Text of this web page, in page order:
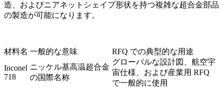
造、およびニアネットシェイプ形状を持つ複雑な超合金部品
の製造が可能になります。
材料名 一般的な意味
RFQ での典型的な用途
Inconel
718
ニッケル基高温超合金
の国際名称
グローバルな設計図、航空宇
宙仕様、および産業用 RFQ
で一般的に使用